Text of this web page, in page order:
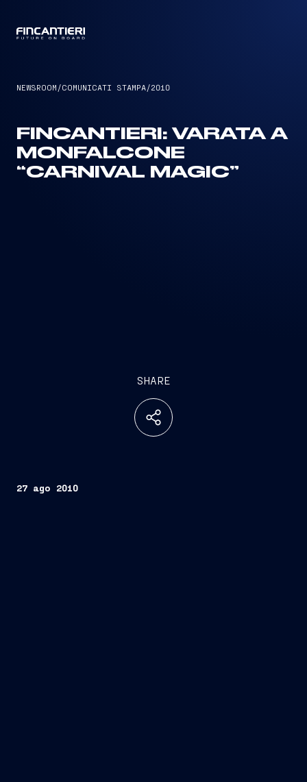
NEWSROOM /COMUNICATI STAMPA/2010
FINCANTIERI: VARATA A
MONFALCONE
“CARNIVAL MAGIC”
SHARE
27 ago 2010